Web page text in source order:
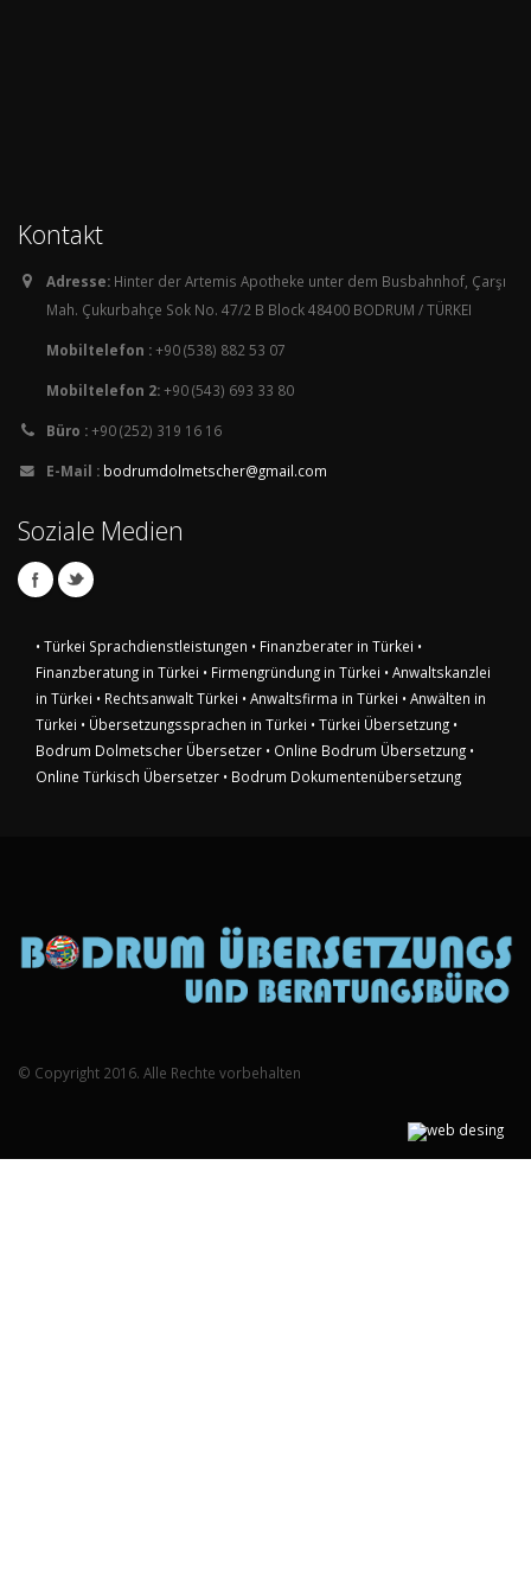
Kontakt
Adresse: Hinter der Artemis Apotheke unter dem Busbahnhof, Çarşı
Mah. Çukurbahçe Sok No. 47/2 B Block 48400 BODRUM / TÜRKEI
Mobiltelefon :+90 (538) 882 53 07
Mobiltelefon 2:+90 (543) 693 33 80
Büro :+90 (252) 319 16 16
E-Mail : bodrumdolmetscher@gmail.com
Soziale Medien
• Türkei Sprachdienstleistungen • Finanzberater in Türkei •
Finanzberatung in Türkei • Firmengründung in Türkei • Anwaltskanzlei
in Türkei • Rechtsanwalt Türkei • Anwaltsfirma in Türkei • Anwälten in
Türkei • Übersetzungssprachen in Türkei • Türkei Übersetzung •
Bodrum Dolmetscher Übersetzer • Online Bodrum Übersetzung •
Online Türkisch Übersetzer • Bodrum Dokumentenübersetzung
© Copyright 2016. Alle Rechte vorbehalten